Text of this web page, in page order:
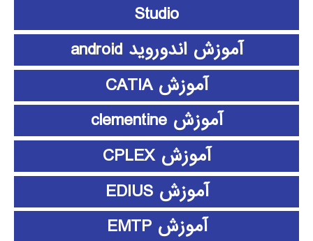
Studio
آموزش اندوروید android
آموزش CATIA
آموزش clementine
آموزش CPLEX
آموزش EDIUS
آموزش EMTP